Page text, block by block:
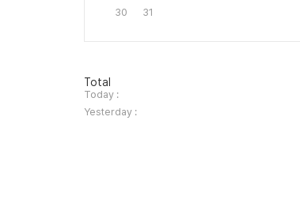
30
31
방
문
자
수
Total
Today :
Yesterday :